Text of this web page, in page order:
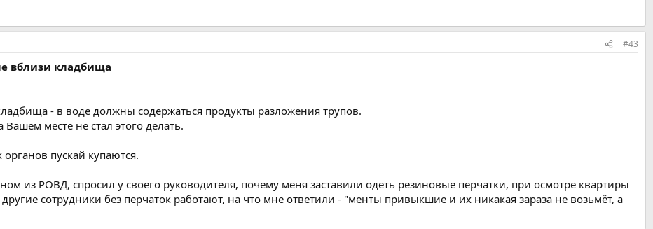
#43
вблизи кладбища
- в воде должны содержаться продукты разложения трупов.
месте не стал этого делать.
пускай купаются.
из РОВД, спросил у своего руководителя, почему меня заставили одеть резиновые перчатки, при осмотре квартиры
сотрудники без перчаток работают, на что мне ответили - "менты привыкшие и их никакая зараза не возьмёт, а